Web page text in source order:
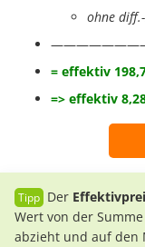
ohne
= effektiv
=> effektiv
Der
Wert von der
abzieht und auf den